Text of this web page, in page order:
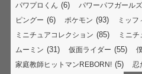
パワプロくん (6) パワーパフガールズ
ピングー (6) ポケモン (93) ミッフ
ミニチュアコレクション (85) ミニ
ムーミン (31) 仮面ライダー (55)
家庭教師ヒットマンREBORN! (5) 忍